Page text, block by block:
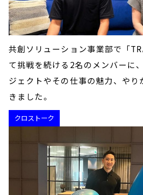
共創ソリューション事業部で「
て挑戦を続ける2名のメンバーに
ジェクトやその仕事の魅力、やり
きました。
クロストーク